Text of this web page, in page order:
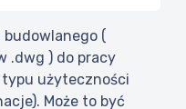
budowlanego (
.dwg ) do pracy
użyteczności
Może to być